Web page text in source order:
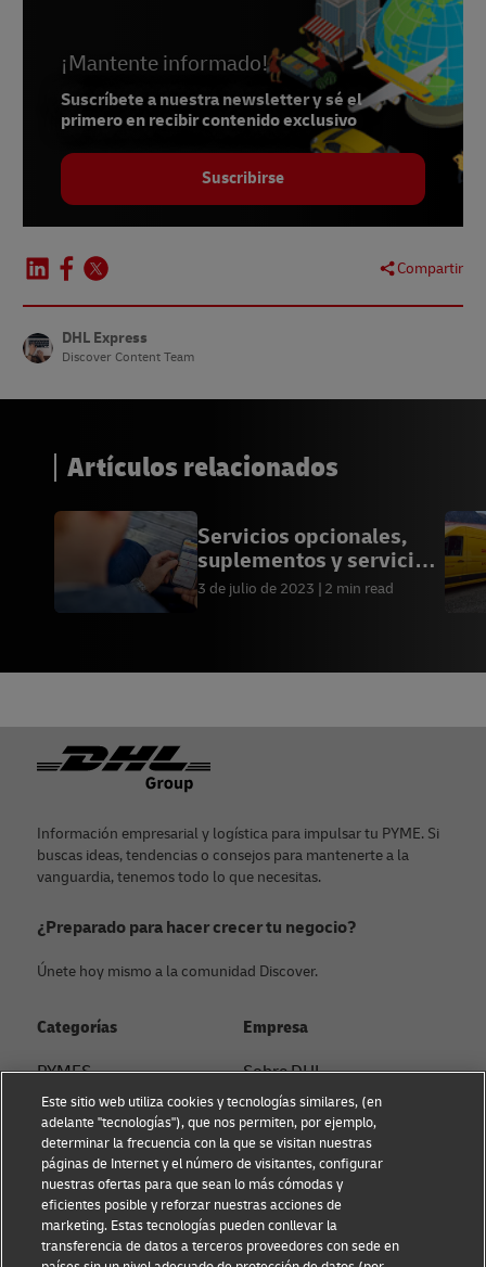
¡Mantente informado!
Suscríbete a nuestra newsletter y sé el
primero en recibir contenido exclusivo
Suscribirse
Compartir
DHL Express
Discover Content Team
Artículos relacionados
Servicios opcionales,
suplementos y servicios
aduaneros
3 de julio de 2023 2 min read
Pie de página
Información empresarial y logística para impulsar tu PYME. Si
buscas ideas, tendencias o consejos para mantenerte a la
vanguardia, tenemos todo lo que necesitas.
¿Preparado para hacer crecer tu negocio?
Únete hoy mismo a la comunidad Discover.
Categorías
PYMES
Asesoramiento en e-
commerce
Asesoramiento B2B
Asesoramiento logístico
Noticias & Insights
Empresa
Sobre DHL
Contacto
Sostenibilidad
Aviso Legal
Condiciones de uso
Este sitio web utiliza cookies y tecnologías similares, (en
adelante "tecnologías"), que nos permiten, por ejemplo,
determinar la frecuencia con la que se visitan nuestras
páginas de Internet y el número de visitantes, configurar
nuestras ofertas para que sean lo más cómodas y
eficientes posible y reforzar nuestras acciones de
marketing. Estas tecnologías pueden conllevar la
transferencia de datos a terceros proveedores con sede en